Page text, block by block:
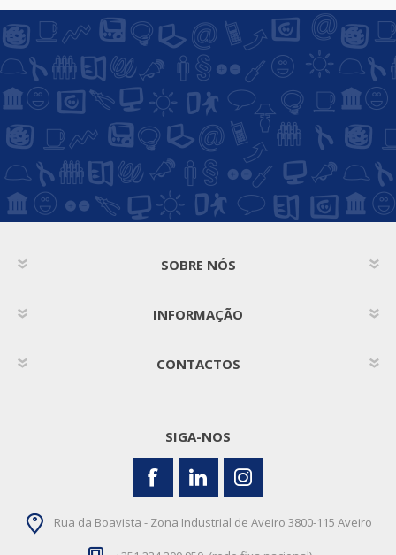
SOBRE NÓS
INFORMAÇÃO
CONTACTOS
SIGA-NOS
Rua da Boavista - Zona Industrial de Aveiro 3800-115 Aveiro